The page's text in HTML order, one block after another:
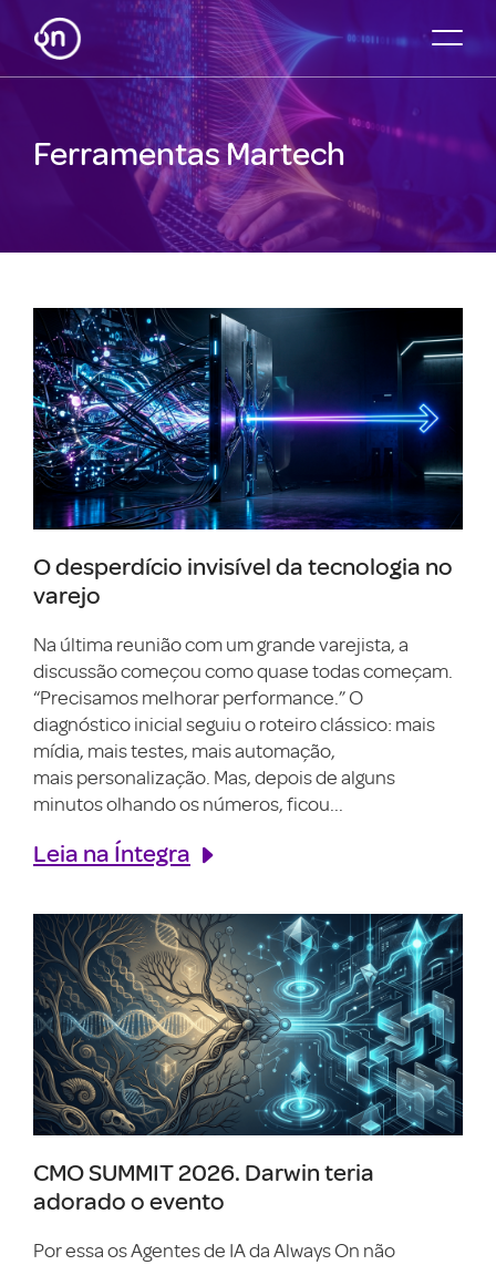
Ferramentas Martech
O desperdício invisível da tecnologia no
varejo
Na última reunião com um grande varejista, a
discussão começou como quase todas começam.
“Precisamos melhorar performance.” O
diagnóstico inicial seguiu o roteiro clássico: mais
mídia, mais testes, mais automação,
mais personalização. Mas, depois de alguns
minutos olhando os números, ficou...
Leia na Íntegra
CMO SUMMIT 2026. Darwin teria
adorado o evento
Por essa os Agentes de IA da Always On não